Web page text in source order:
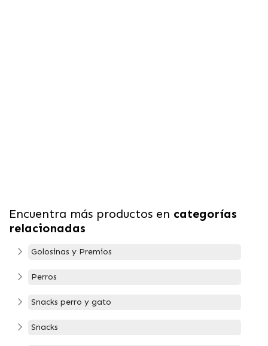
Encuentra más productos en categorías
relacionadas
Golosinas y Premios
Perros
Snacks perro y gato
Snacks